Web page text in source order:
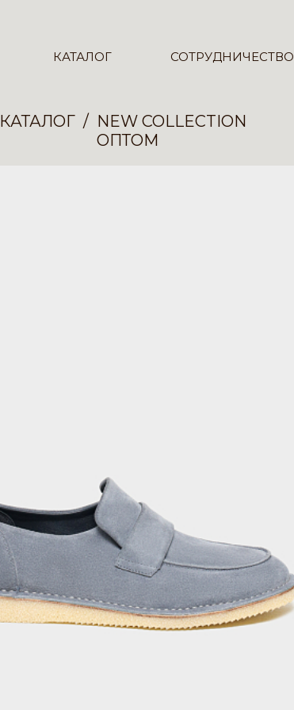
КАТАЛОГ СОТРУДНИЧЕСТВО
КАТАЛОГ
NEW COLLECTION
ОПТОМ